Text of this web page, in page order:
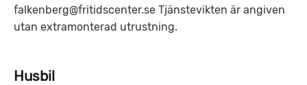
falkenberg@fritidscenter.se Tjänstevikten är angiven
utan extramonterad utrustning.
Husbil